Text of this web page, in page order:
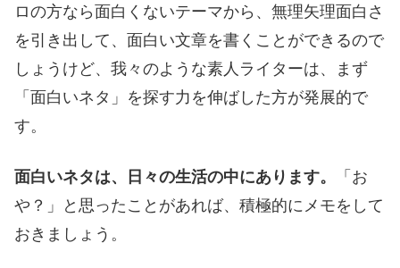
ロの方なら面白くないテーマから、無理矢理面白さ
を引き出して、面白い文章を書くことができるので
しょうけど、我々のような素人ライターは、まず
「面白いネタ」を探す力を伸ばした方が発展的で
す。
面白いネタは、日々の生活の中にあります。
「お
や？」と思ったことがあれば、積極的にメモをして
おきましょう。